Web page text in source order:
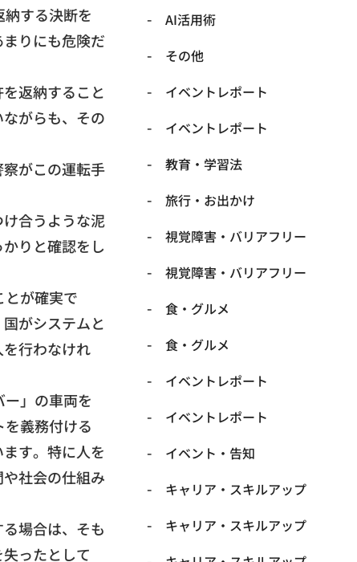
する決断を
りにも危険だ
返納すること
がらも、 その
がこの運転手
合うような泥
かりと確認をし
が確実で
国がシステムと
行わなけれ
」 の車両を
義務付ける
す。 特に人を
社会の仕組み
場合は、 そも
ったとして
​AI活用術
​その他
​イベントレポート
​イベントレポート
​教育・学習法
​旅行・お出かけ
​視覚障害・バリアフリー
​視覚障害・バリアフリー
​食・グルメ
​食・グルメ
イベントレポート
イベントレポート
イベント・告知
キャリア・スキルアップ
キャリア・スキルアップ